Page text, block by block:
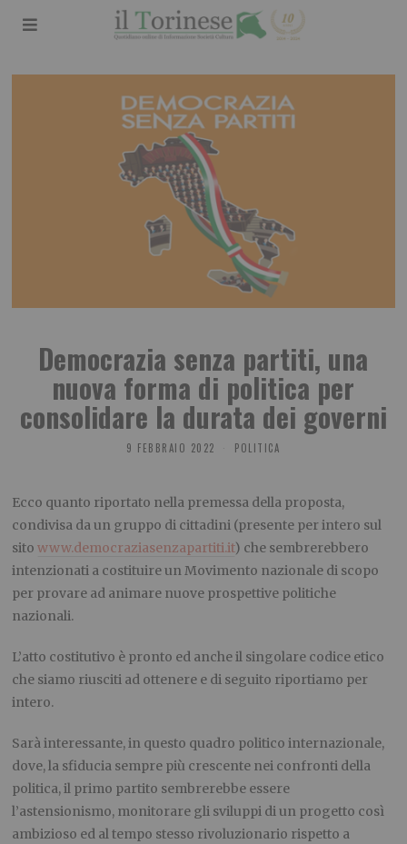
Democrazia senza partiti, una
nuova forma di politica per
consolidare la durata dei governi
9 FEBBRAIO 2022 POLITICA
Ecco quanto riportato nella premessa della proposta,
condivisa da un gruppo di cittadini (presente per intero sul
sitowww.democraziasenzapartiti.it) che sembrerebbero
intenzionati a costituire un Movimento nazionale di scopo
per provare ad animare nuove prospettive politiche
nazionali.
L’atto costitutivo è pronto ed anche il singolare codice etico
che siamo riusciti ad ottenere e di seguito riportiamo per
intero.
Sarà interessante, in questo quadro politico internazionale,
dove, la sfiducia sempre più crescente nei confronti della
politica, il primo partito sembrerebbe essere
l’astensionismo, monitorare gli sviluppi di un progetto così
ambizioso ed al tempo stesso rivoluzionario rispetto a